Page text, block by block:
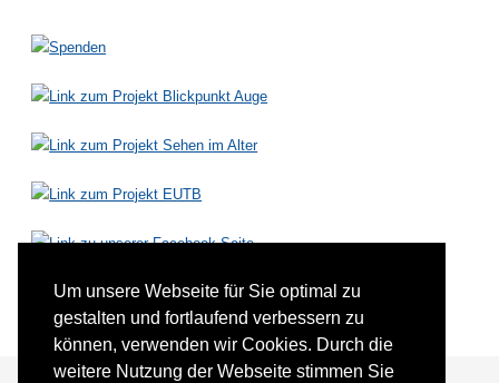
Um unsere Webseite für Sie optimal zu
gestalten und fortlaufend verbessern zu
können, verwenden wir Cookies. Durch die
weitere Nutzung der Webseite stimmen Sie